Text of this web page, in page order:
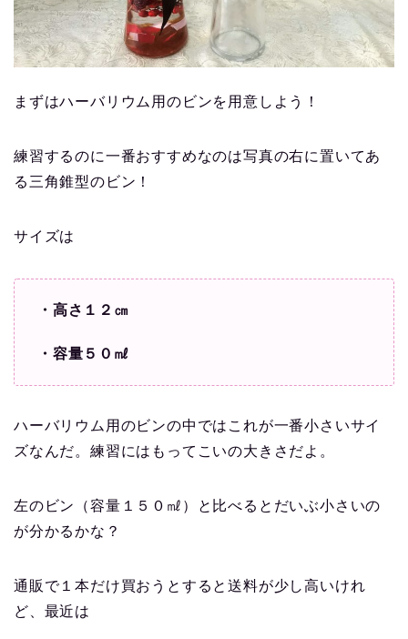
まずはハーバリウム用のビンを用意しよう！
練習するのに一番おすすめなのは写真の右に置いてあ
る三角錐型のビン！
サイズは
・高さ１２㎝
・容量５０㎖
ハーバリウム用のビンの中ではこれが一番小さいサイ
ズなんだ。練習にはもってこいの大きさだよ。
左のビン（容量１５０㎖）と比べるとだいぶ小さいの
が分かるかな？
通販で１本だけ買おうとすると送料が少し高いけれ
ど、最近は